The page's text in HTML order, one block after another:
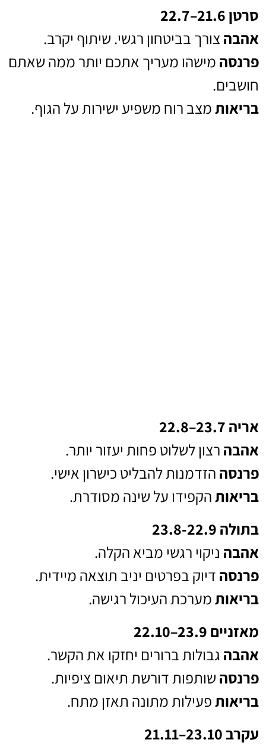
סרטן 21.6–22.7
אהבה צורך בביטחון רגשי. שיתוף יקרב.
פרנסה מישהו מעריך אתכם יותר ממה שאתם
חושבים.
בריאותמצב רוח משפיע ישירות על הגוף.
אריה 23.7–22.8
אהבה רצון לשלוט פחות יעזור יותר.
פרנסה הזדמנות להבליט כישרון אישי.
בריאותהקפידו על שינה מסודרת.
בתולה 23.8-22.9
אהבה ניקוי רגשי מביא הקלה.
פרנסה דיוק בפרטים יניב תוצאה מיידית.
בריאותמערכת העיכול רגישה.
מאזניים 23.9–22.10
אהבה גבולות ברורים יחזקו את הקשר.
פרנסה שותפות דורשת תיאום ציפיות.
בריאותפעילות מתונה תאזן מתח.
עקרב 23.10–21.11